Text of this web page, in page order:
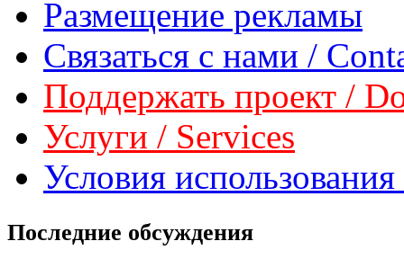
Размещение рекламы
Связаться с нами /
Поддержать проект /
Услуги / Services
Условия
Последние обсуждения